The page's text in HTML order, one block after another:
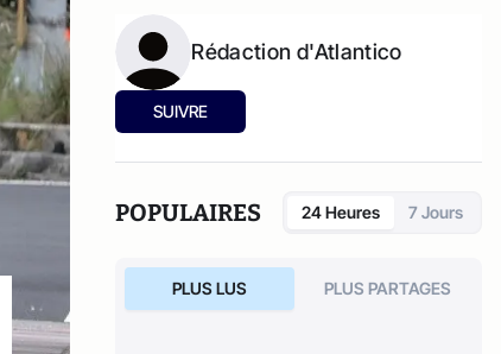
Rédaction d'Atlantico
SUIVRE
POPULAIRES 24 Heures 7 Jours
PLUS LUS PLUS PARTAGES